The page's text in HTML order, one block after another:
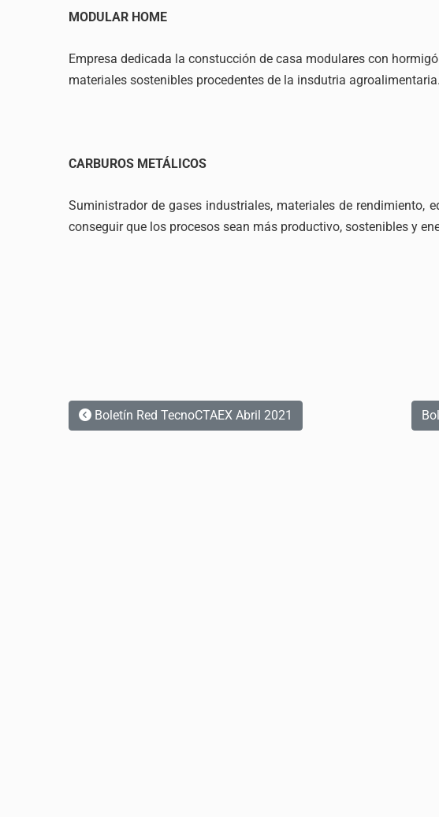
MODULAR HOME
Empresa dedicada la constucción de casa modulares con
materiales sostenibles procedentes de la insdutria agroalimentaria.
CARBUROS METÁLICOS
Suministrador de gases industriales, materiales de rendimiento,
conseguir que los procesos sean más productivo, sostenibles y
Boletín Red TecnoCTAEX Abril 2021